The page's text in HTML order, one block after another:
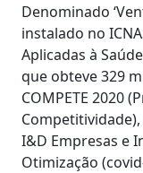
Denominado
instalado no
Aplicadas à
que obteve 329
COMPETE 2020
I&D Empresas e
Otimização